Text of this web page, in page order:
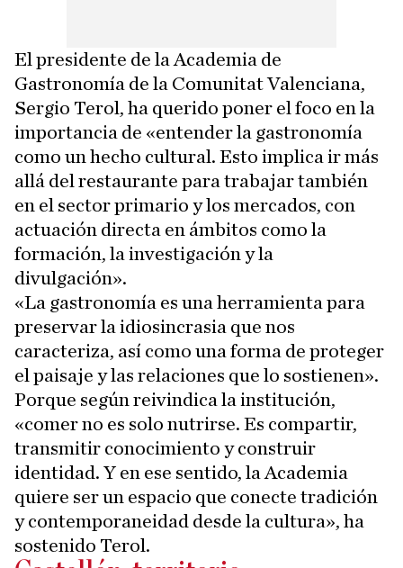
El presidente de la Academia de
Gastronomía de la Comunitat Valenciana,
Sergio Terol, ha querido poner el foco en la
importancia de «entender la gastronomía
como un hecho cultural. Esto implica ir más
allá del restaurante para trabajar también
en el sector primario y los mercados, con
actuación directa en ámbitos como la
formación, la investigación y la
divulgación».
«La gastronomía es una herramienta para
preservar la idiosincrasia que nos
caracteriza, así como una forma de proteger
el paisaje y las relaciones que lo sostienen».
Porque según reivindica la institución,
«comer no es solo nutrirse. Es compartir,
transmitir conocimiento y construir
identidad. Y en ese sentido, la Academia
quiere ser un espacio que conecte tradición
y contemporaneidad desde la cultura», ha
sostenido Terol.